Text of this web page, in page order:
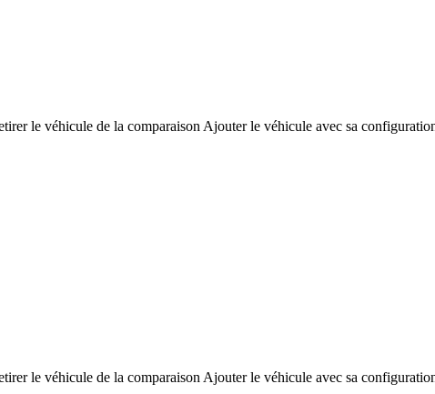
le véhicule de la comparaison Ajouter le véhicule avec sa
le véhicule de la comparaison Ajouter le véhicule avec sa